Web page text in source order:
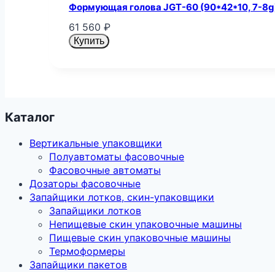
Формующая голова JGT-60 (90*42*10, 7-
61 560 ₽
Купить
Каталог
Вертикальные упаковщики
Полуавтоматы фасовочные
Фасовочные автоматы
Дозаторы фасовочные
Запайщики лотков, скин-упаковщики
Запайщики лотков
Непищевые скин упаковочные машины
Пищевые скин упаковочные машины
Термоформеры
Запайщики пакетов